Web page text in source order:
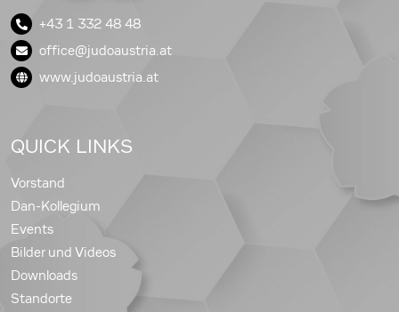
+43 1 332 48 48
office@judoaustria.at
www.judoaustria.at
QUICK LINKS
Vorstand
Dan-Kollegium
Events
Bilder und Videos
Downloads
Standorte